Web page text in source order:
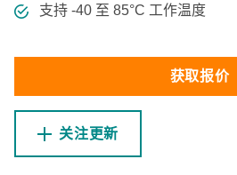
支持 -40 至 85°C 工作温度
获取报价
关注更新